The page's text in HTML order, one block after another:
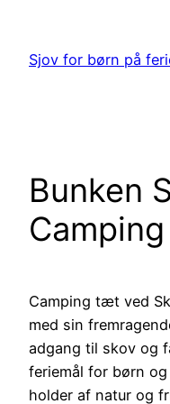
indhold
Sjov for børn på
Bunken
Camping
Camping tæt ved
med sin
adgang til skov og
feriemål for børn
holder af natur og